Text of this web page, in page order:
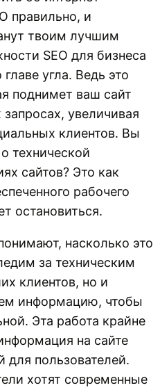
правильно, и
твоим лучшим
SEO для бизнеса
угла. Ведь это
поднимет ваш сайт
увеличивая
клиентов. Вы
технической
сайтов? Это как
рабочего
остановиться.
насколько это
за техническим
клиентов, но и
информацию, чтобы
Эта работа крайне
на сайте
для пользователей.
хотят современные